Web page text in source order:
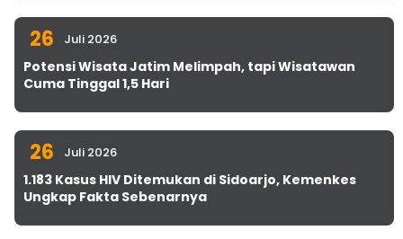
26 Juli 2026
Potensi Wisata Jatim Melimpah, tapi Wisatawan
Cuma Tinggal 1,5 Hari
26 Juli 2026
1.183 Kasus HIV Ditemukan di Sidoarjo, Kemenkes
Ungkap Fakta Sebenarnya